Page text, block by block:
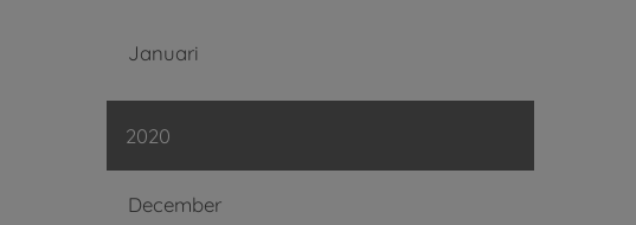
Januari
2020
December